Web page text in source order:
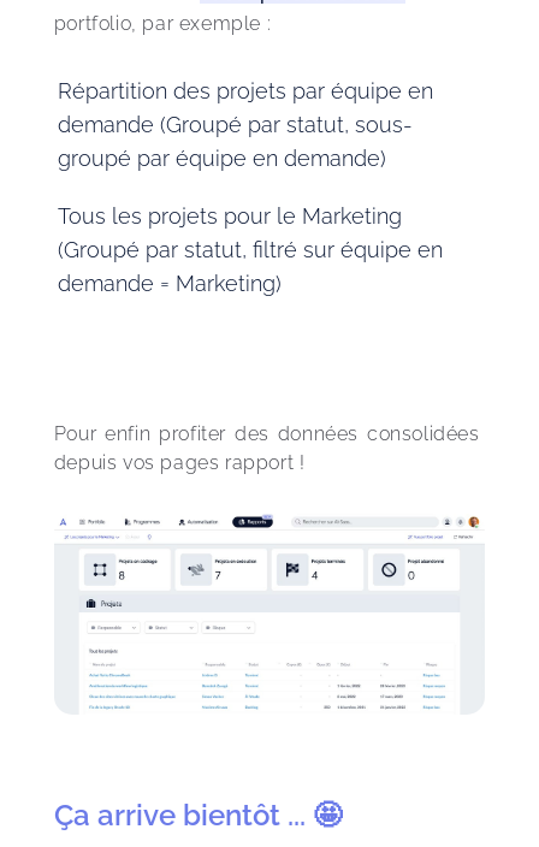
portfolio, par exemple :
Répartition des projets par équipe en
demande (Groupé par statut, sous-
groupé par équipe en demande)
Tous les projets pour le Marketing
(Groupé par statut, filtré sur équipe en
demande = Marketing)
Pour enfin profiter des données consolidées
depuis vos pages rapport !
Ça arrive bientôt ... 🤩